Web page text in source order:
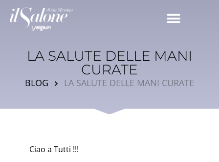
LA SALUTE DELLE MANI
CURATE
BLOG LA SALUTE DELLE MANI CURATE
Ciao a Tutti !!!